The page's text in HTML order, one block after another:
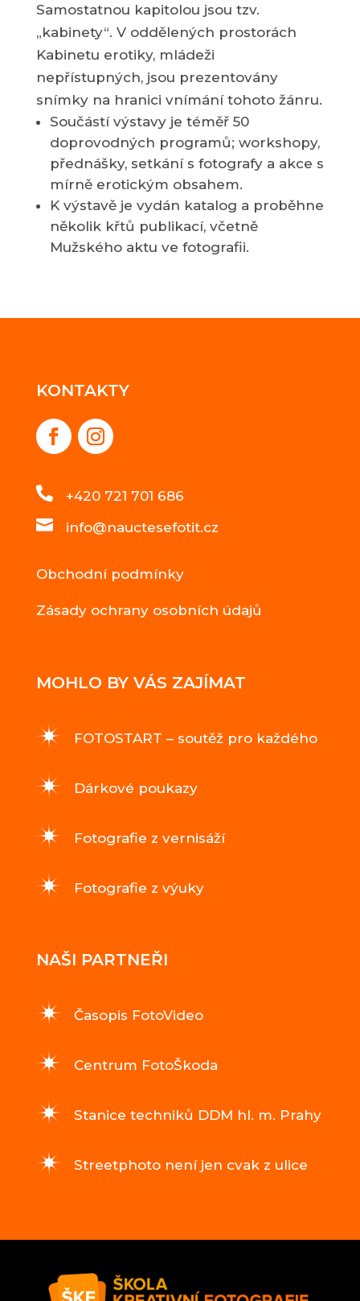
Samostatnou kapitolou jsou tzv.
„kabinety“. V oddělených prostorách
Kabinetu erotiky, mládeži
nepřístupných, jsou prezentovány
snímky na hranici vnímání tohoto žánru.
Součástí výstavy je téměř 50
doprovodných programů; workshopy,
přednášky, setkání s fotografy a akce s
mírně erotickým obsahem.
K výstavě je vydán katalog a proběhne
několik křtů publikací, včetně
Mužského aktu ve fotografii.
KONTAKTY
 +420 721 701 686
 info@nauctesefotit.cz
Obchodní podmínky
Zásady ochrany osobních údajů
MOHLO BY VÁS ZAJÍMAT
FOTOSTART – soutěž pro každého
Dárkové poukazy
Fotografie z vernisáží
Fotografie z výuky
NAŠI PARTNEŘI
Časopis FotoVideo
Centrum FotoŠkoda
Stanice techniků DDM hl. m. Prahy
Streetphoto není jen cvak z ulice